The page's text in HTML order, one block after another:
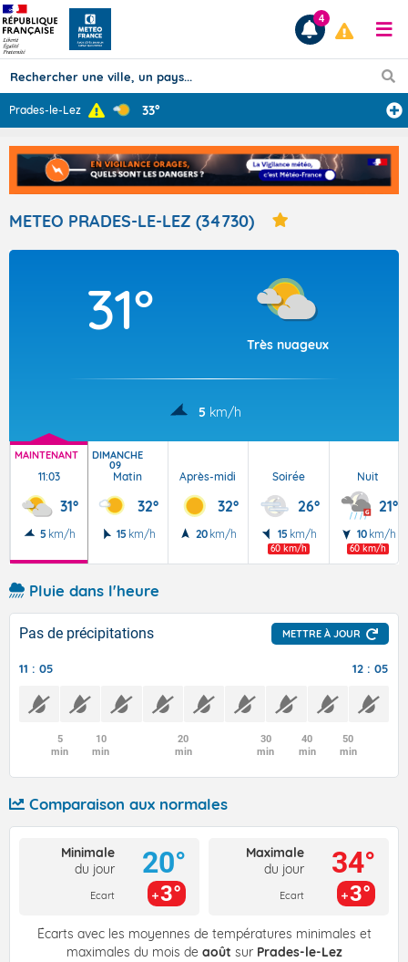
Prévisions
TOUS LES RÉSULTATS
Articles
4
Prades-le-Lez 33°
METEO PRADES-LE-LEZ (34730)
31°
Très nuageux
5 km/h
MAINTENANT
11:03
31°
5 km/h
DIMANCHE
09
Matin
32°
15 km/h
Après-midi
32°
20 km/h
Soirée
26°
15 km/h
60 km/h
Nuit
21°
10 km/h
60 km/h
Pluie dans l'heure
Pas de précipitations METTRE À JOUR
11 : 05 12 : 05
5
min
10
min
20
min
30
min
40
min
50
min
Comparaison aux normales
Minimale
du jour
Ecart
20°
3°
Maximale
du jour
Ecart
34°
3°
Écarts avec les moyennes de températures minimales et
maximales du mois de août sur Prades-le-Lez